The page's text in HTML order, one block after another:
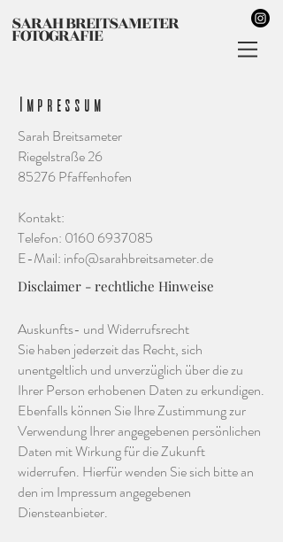
SARAH BREITSAMETER
FOTOGRAFIE
Impressum
Sarah Breitsameter
Riegelstraße 26
85276 Pfaffenhofen
Kontakt:
Telefon: 0160 6937085
E-Mail: info@sarahbreitsameter.de
Disclaimer - rechtliche Hinweise
Auskunfts- und Widerrufsrecht
Sie haben jederzeit das Recht, sich
unentgeltlich und unverzüglich über die zu
Ihrer Person erhobenen Daten zu erkundigen.
Ebenfalls können Sie Ihre Zustimmung zur
Verwendung Ihrer angegebenen persönlichen
Daten mit Wirkung für die Zukunft
widerrufen. Hierfür wenden Sie sich bitte an
den im Impressum angegebenen
Diensteanbieter.